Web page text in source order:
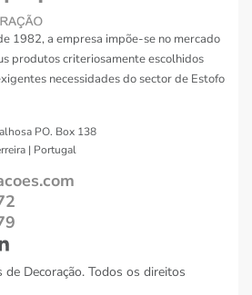
1982, a empresa impõe-se no mercado
produtos criteriosamente escolhidos
necessidades do sector de Estofo
PO. Box 138
| Portugal
Decoração. Todos os direitos